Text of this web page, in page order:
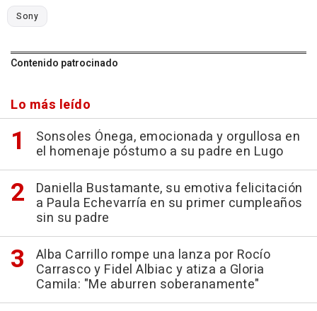
Sony
Contenido patrocinado
Lo más leído
Sonsoles Ónega, emocionada y orgullosa en
el homenaje póstumo a su padre en Lugo
Daniella Bustamante, su emotiva felicitación
a Paula Echevarría en su primer cumpleaños
sin su padre
Alba Carrillo rompe una lanza por Rocío
Carrasco y Fidel Albiac y atiza a Gloria
Camila: "Me aburren soberanamente"